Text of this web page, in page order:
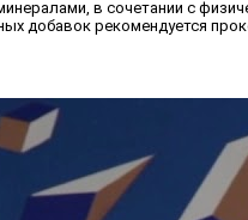
в сочетании с
добавок рекомендуется